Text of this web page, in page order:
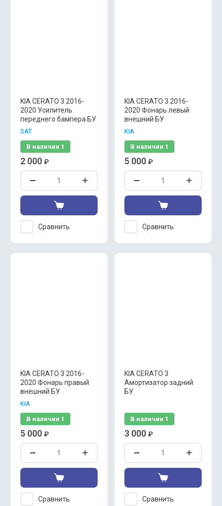
KIA CERATO 3 2016-
2020 Усилитель
переднего бампера БУ
SAT
В наличии 1
2 000 ₽
Сравнить
KIA CERATO 3 2016-
2020 Фонарь левый
внешний БУ
KIA
В наличии 1
5 000 ₽
Сравнить
KIA CERATO 3 2016-
2020 Фонарь правый
внешний БУ
KIA
В наличии 1
5 000 ₽
Сравнить
KIA CERATO 3
Амортизатор задний
БУ
В наличии 1
3 000 ₽
Сравнить